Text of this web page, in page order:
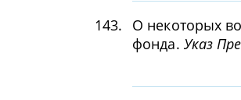
143.
О некоторых
фонда. Указ